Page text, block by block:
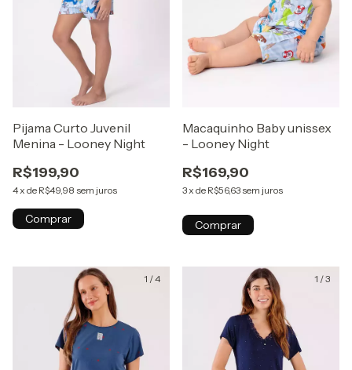
Pijama Curto Juvenil
Menina - Looney Night
R$199,90
4x de R$49,98 sem juros
Comprar
Macaquinho Baby unissex
- Looney Night
R$169,90
3x de R$56,63 sem juros
Comprar
1 /4 1 /3